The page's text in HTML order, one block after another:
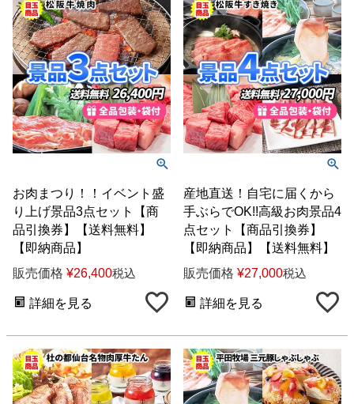
お肉まつり！！イベント盛
り上げ景品3点セット【商
品引換券】【送料無料】
【即納商品】
販売価格 ¥26,400税込
詳細を見る
産地直送！自宅に届くから
手ぶらでOK!!高級お肉景品4
点セット【商品引換券】
【即納商品】【送料無料】
販売価格 ¥27,000税込
詳細を見る